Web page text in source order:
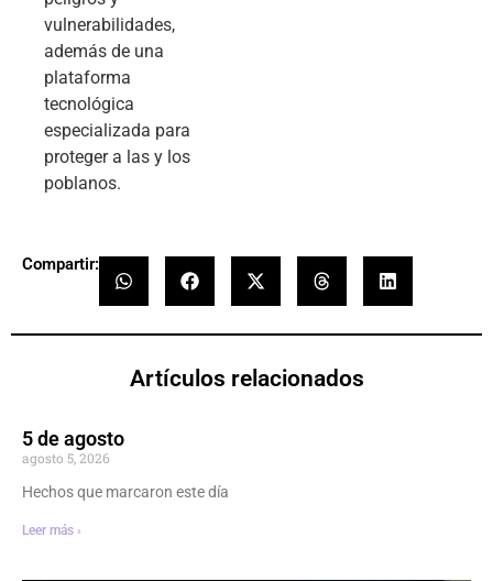
vulnerabilidades,
además de una
plataforma
tecnológica
especializada para
proteger a las y los
poblanos.
Compartir:
Artículos relacionados
5 de agosto
agosto 5, 2026
Hechos que marcaron este día
Leer más ›